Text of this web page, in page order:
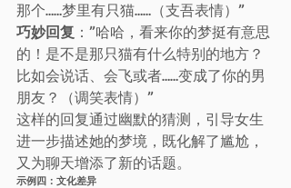
那个……梦里有只猫……（支吾表情）”
巧妙回复 ：”哈哈，看来你的梦挺有意思
的！是不是那只猫有什么特别的地方？
比如会说话、会飞或者……变成了你的男
朋友？（调笑表情）”
这样的回复通过幽默的猜测，引导女生
进一步描述她的梦境，既化解了尴尬，
又为聊天增添了新的话题。
示例四：文化差异